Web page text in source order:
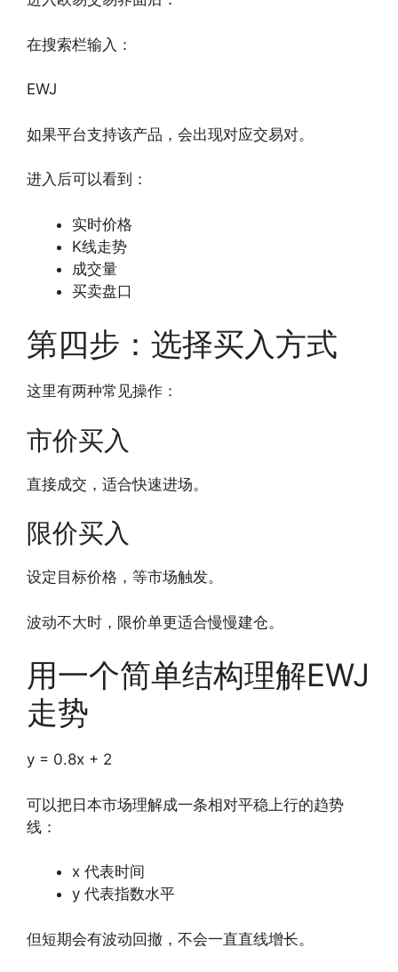
在搜索栏输入：
EWJ
如果平台支持该产品，会出现对应交易对。
进入后可以看到：
实时价格
K线走势
成交量
买卖盘口
第四步：选择买入方式
这里有两种常见操作：
市价买入
直接成交，适合快速进场。
限价买入
设定目标价格，等市场触发。
波动不大时，限价单更适合慢慢建仓。
用一个简单结构理解EWJ
走势
y = 0.8x + 2
可以把日本市场理解成一条相对平稳上行的趋势
线：
x 代表时间
y 代表指数水平
但短期会有波动回撤，不会一直直线增长。